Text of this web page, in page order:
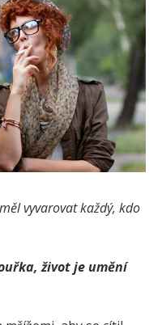
vyvarovat každý, kdo
život je umění